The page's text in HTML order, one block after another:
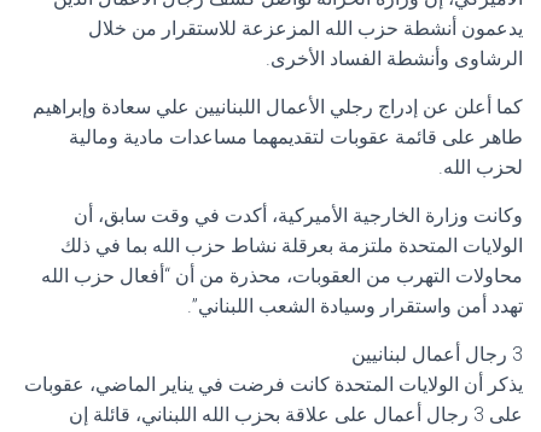
يدعمون أنشطة حزب الله المزعزعة للاستقرار من خلال
الرشاوى وأنشطة الفساد الأخرى.
كما أعلن عن إدراج رجلي الأعمال اللبنانيين علي سعادة وإبراهيم
طاهر على قائمة عقوبات لتقديمهما مساعدات مادية ومالية
لحزب الله.
وكانت وزارة الخارجية الأميركية، أكدت في وقت سابق، أن
الولايات المتحدة ملتزمة بعرقلة نشاط حزب الله بما في ذلك
محاولات التهرب من العقوبات، محذرة من أن “أفعال حزب الله
تهدد أمن واستقرار وسيادة الشعب اللبناني”.
3 رجال أعمال لبنانيين
يذكر أن الولايات المتحدة كانت فرضت في يناير الماضي، عقوبات
على 3 رجال أعمال على علاقة بحزب الله اللبناني، قائلة إن